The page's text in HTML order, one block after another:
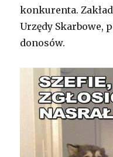
konkurenta.
Urzędy Skarbowe,
donosów.